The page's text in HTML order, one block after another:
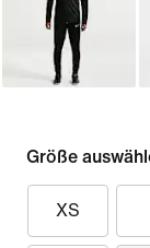
Größe
XS